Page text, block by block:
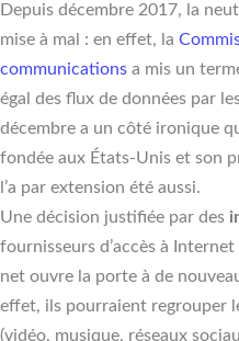
Depuis décembre 2017, la
mise à mal : en effet, la
communications a mis un
égal des flux de données par
décembre a un côté ironique
fondée aux États-Unis et son
l’a par extension été aussi.
Une décision justifiée par des
fournisseurs d’accès à
net ouvre la porte à de
effet, ils pourraient regrouper
(vidéo, musique, réseaux